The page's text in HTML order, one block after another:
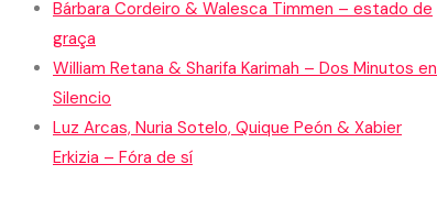
Bárbara Cordeiro & Walesca Timmen – estado de
graça
William Retana & Sharifa Karimah – Dos Minutos en
Silencio
Luz Arcas, Nuria Sotelo, Quique Peón & Xabier
Erkizia – Fóra de sí